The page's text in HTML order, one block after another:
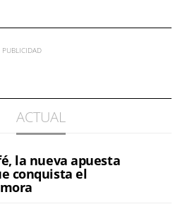
ACTUAL
la nueva apuesta
conquista el